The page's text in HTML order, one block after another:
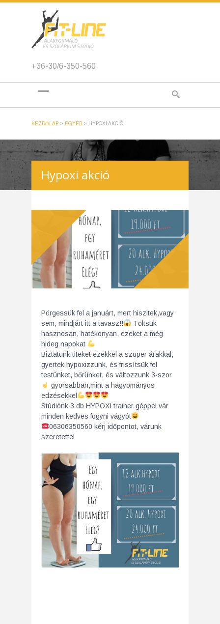
+36-30/6-350-560
KEZDŐLAP > EGYÉB > HYPOXI AKCIÓ
Hypoxi akció
Pörgessük fel a januárt, mert hiszitek,vagy
sem, mindjárt itt a tavasz!!
Töltsük
hasznosan, hatékonyan, ezeket a még
hideg napokat
Biztatunk titeket ezekkel a szuper árakkal,
gyertek hypoxizzunk, és frissítsük fel
testünket, bőrünket, és változzunk 3-szor
gyorsabban,mint a hagyományos
edzésekkel
Stúdiónk 3 db HYPOXI trainer géppel vár
minden kedves fogyni vágyót
06306350560 kérj időpontot, várunk
szeretettel